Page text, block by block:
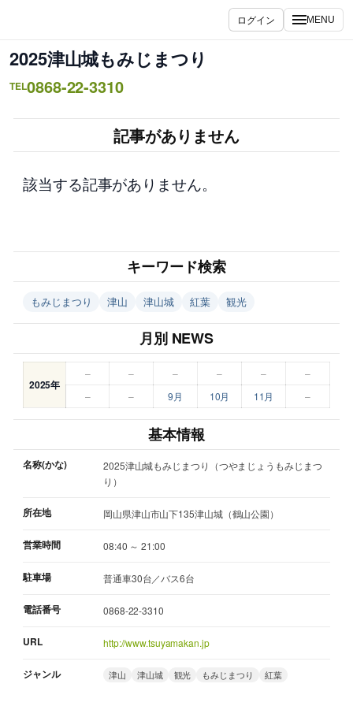
を
ス
キ
ログイン MENU
2025津山城もみじまつり
TEL0868-22-3310
記事がありません
該当する記事がありません。
キーワード検索
もみじまつり 津山 津山城 紅葉 観光
月別 NEWS
2025年
– – – – –
–
–
– 9月 10月 11月 –
基本情報
名称(かな)
2025津山城もみじまつり（つやまじょうもみじまつ
り）
所在地 岡山県津山市山下135津山城（鶴山公園）
営業時間 08:40 ～ 21:00
駐車場 普通車30台／バス6台
電話番号 0868-22-3310
URL http://www.tsuyamakan.jp
ジャンル 津山 津山城 観光 もみじまつり 紅葉